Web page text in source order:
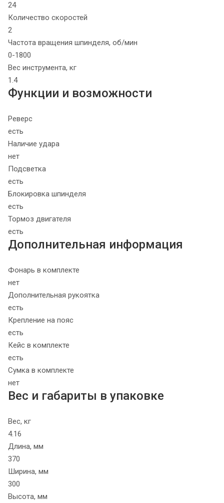
24
Количество скоростей
2
Частота вращения шпинделя, об/мин
0-1800
Вес инструмента, кг
1.4
Функции и возможности
Реверс
есть
Наличие удара
нет
Подсветка
есть
Блокировка шпинделя
есть
Тормоз двигателя
есть
Дополнительная информация
Фонарь в комплекте
нет
Дополнительная рукоятка
есть
Крепление на пояс
есть
Кейс в комплекте
есть
Сумка в комплекте
нет
Вес и габариты в упаковке
Вес, кг
4.16
Длина, мм
370
Ширина, мм
300
Высота, мм